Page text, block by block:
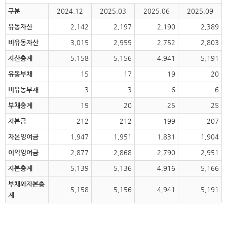
구분 2024.12 2025.03 2025.06 2025.09
유동자산 2,142 2,197 2,190 2,389
비유동자산 3,015 2,959 2,752 2,803
자산총계 5,158 5,156 4,941 5,191
유동부채 15 17 19 20
비유동부채 3 3 6 6
부채총계 19 20 25 25
자본금 212 212 199 207
자본잉여금 1,947 1,951 1,831 1,904
이익잉여금 2,877 2,868 2,790 2,951
자본총계 5,139 5,136 4,916 5,166
부채와자본총
계
5,158 5,156 4,941 5,191